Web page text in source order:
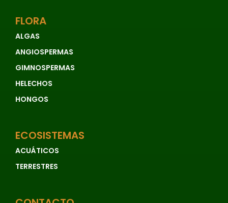
FLORA
ALGAS
ANGIOSPERMAS
GIMNOSPERMAS
HELECHOS
HONGOS
ECOSISTEMAS
ACUÁTICOS
TERRESTRES